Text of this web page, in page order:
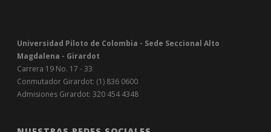
Universidad Piloto de Colombia - Sede Seccional Alto
Magdalena - Girardot
Carrera 19 No. 17 - 33
Conmutador Girardot: (1) 836 0600
Admisiones Girardot: 320 454 4348